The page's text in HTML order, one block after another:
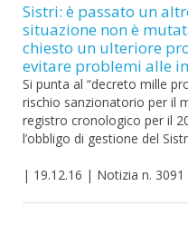
Sistri: è passato un
situazione non è
chiesto un ulteriore
evitare problemi alle
Si punta al “decreto mille
rischio sanzionatorio per il
registro cronologico per il
l’obbligo di gestione del
| 19.12.16 | Notizia n. 3091